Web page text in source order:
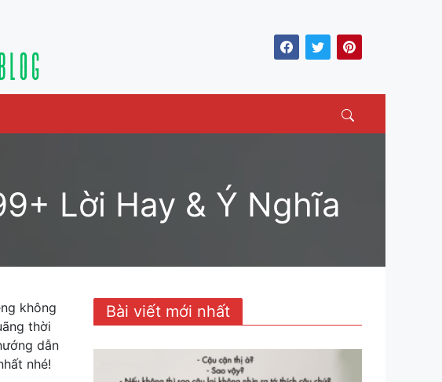
Search
Lời Hay & Ý Nghĩa
không
thời
dẫn
nhé!
Bài viết mới nhất